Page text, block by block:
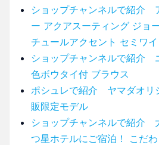
ショップチャンネルで紹介
ー アクアスーティング ジョ
チュールアクセント セミワ
ショップチャンネルで紹介
色ボウタイ付 ブラウス
ポシュレで紹介 ヤマダオリ
販限定モデル
ショップチャンネルで紹介
つ星ホテルにご宿泊！ こだ